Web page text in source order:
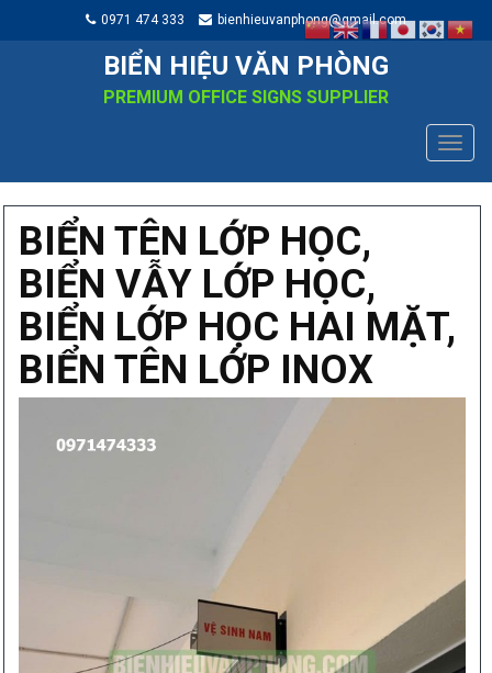
0971 474 333 bienhieuvanphong@gmail.com
BIỂN HIỆU VĂN PHÒNG
PREMIUM OFFICE SIGNS SUPPLIER
BIỂN TÊN LỚP HỌC,
BIỂN VẪY LỚP HỌC,
BIỂN LỚP HỌC HAI MẶT,
BIỂN TÊN LỚP INOX